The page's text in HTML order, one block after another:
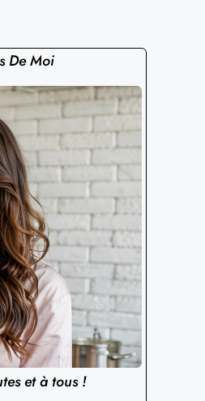
De Moi
et à tous !